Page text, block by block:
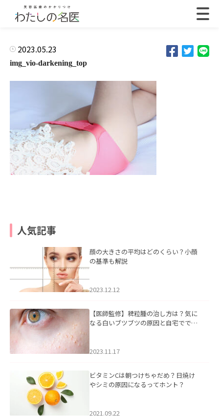
2023.05.23
img_vio-darkening_top
人気記事
顔の大きさの平均はどのくらい？小顔
の基準も解説
2023.12.12
【医師監修】稗粒腫の治し方は？気に
なる白いブツブツの原因と自宅ででき
2023.11.17
ビタミンCは朝つけちゃだめ？日焼け
やシミの原因になるってホント？
2021.09.22